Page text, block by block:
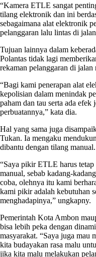
“Kamera ETLE sangat
tilang elektronik dan ini
sebagaimana alat elektronik
pelanggaran lalu lintas di
Tujuan lainnya dalam
Polantas tidak lagi
rekaman pelanggaran di jalan
“Bagi kami penerapan alat
kepolisian dalam menindak
paham dan tau serta ada
perbuatannya,” kata dia.
Hal yang sama juga
Tukan. Ia mengaku
dibantu dengan tilang manual.
“Saya pikir ETLE harus
manual, sebab kadang-
coba, olehnya itu kami
kami pikir adalah kebutuhan
menghadapinya,” ungkapny.
Pemerintah Kota Ambon
bisa lebih peka dengan
masyarakat. “Saya juga mau
kita budayakan rasa malu
jika kita malu melakukan